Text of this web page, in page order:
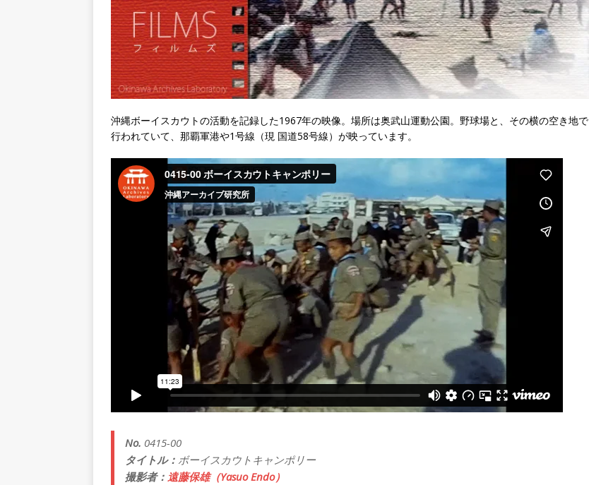
沖縄ボーイスカウトの活動を記録した1967年の映像。場所は奥武山運動公園。野球場と、その横の空き地で
行われていて、那覇軍港や1号線（現 国道58号線）が映っています。
No. 0415-00
タイトル： ボーイスカウトキャンポリー
撮影者： 遠藤保雄（Yasuo Endo）